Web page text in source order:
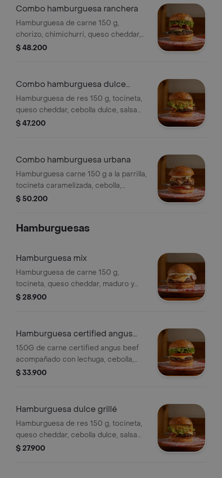
Combo hamburguesa ranchera
Hamburguesa de carne 150 g,
chorizo, chimichurri, queso cheddar,
tomate, lechuga, cebolla.
$ 48.200
Combo hamburguesa dulce
grillé
Hamburguesa de res 150 g, tocineta,
queso cheddar, cebolla dulce, salsa
bbq, tomate, lechuga, salsas,
$ 47.200
Combo hamburguesa urbana
Hamburguesa carne 150 g a la parrilla,
tocineta caramelizada, cebolla,
tomate, ripio de papa y salsas.
$ 50.200
Hamburguesas
Hamburguesa mix
Hamburguesa de carne 150 g,
tocineta, queso cheddar, maduro y
sour cream.
$ 28.900
Hamburguesa certified angus
beef
150G de carne certified angus beef
acompañado con lechuga, cebolla,
tomate, queso cheddar y salsas de la
$ 33.900
Hamburguesa dulce grillé
Hamburguesa de res 150 g, tocineta,
queso cheddar, cebolla dulce, salsa
bbq, tomate, lechuga y salsas.
$ 27.900